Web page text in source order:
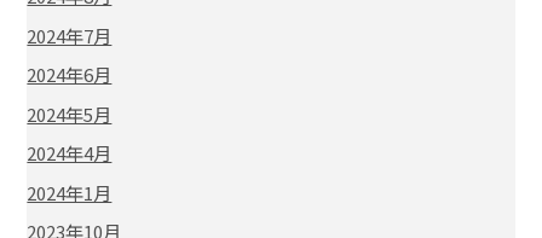
2024年7月
2024年6月
2024年5月
2024年4月
2024年1月
2023年10月